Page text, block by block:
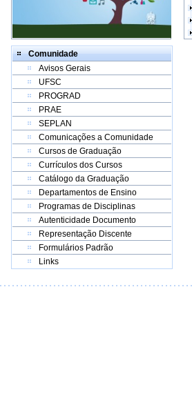
Comunidade
Avisos Gerais
UFSC
PROGRAD
PRAE
SEPLAN
Comunicações a Comunidade
Cursos de Graduação
Currículos dos Cursos
Catálogo da Graduação
Departamentos de Ensino
Programas de Disciplinas
Autenticidade Documento
Representação Discente
Formulários Padrão
Links